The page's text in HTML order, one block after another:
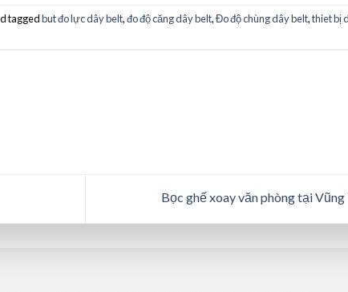
taggedbut đo lực dây belt,đo độ căng dây belt,Đo độ chùng dây belt,thiet bị
Bọc ghế xoay văn phòng tại Vũng